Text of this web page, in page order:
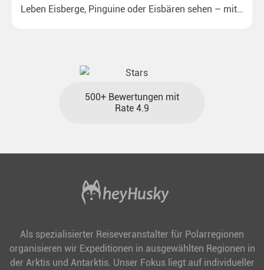
Leben Eisberge, Pinguine oder Eisbären sehen – mit
500+ Bewertungen mit
Rate 4.9
Als spezialisierter Reiseveranstalter für Polarregionen
organisieren wir Expeditionen in ausgewählten Regionen in
der Arktis und Antarktis. Unser Fokus liegt auf individueller